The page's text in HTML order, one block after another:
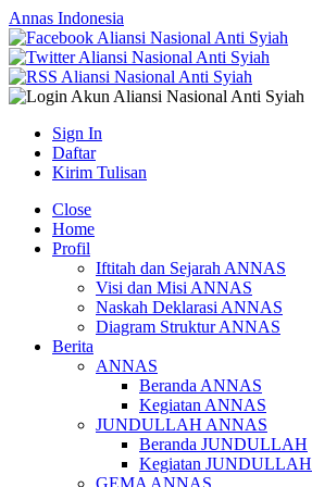
Annas Indonesia
Sign In
Daftar
Kirim Tulisan
Close
Home
Profil
Iftitah dan Sejarah ANNAS
Visi dan Misi ANNAS
Naskah Deklarasi ANNAS
Diagram Struktur ANNAS
Berita
ANNAS
Beranda ANNAS
Kegiatan ANNAS
JUNDULLAH ANNAS
Beranda JUNDULLAH
Kegiatan JUNDULLAH
GEMA ANNAS